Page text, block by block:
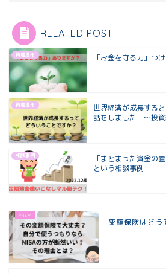
RELATED POST
資産運用 「お金を守る力」つ
資産運用
世界経済が成長する
話をしました ～投資
相談事例
「まとまった資金の
という相談事例
変額保険はどう